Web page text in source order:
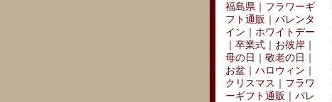
福島県｜フラワーギ
フト通販｜バレンタ
イン｜ホワイトデー
｜卒業式｜お彼岸｜
母の日｜敬老の日｜
お盆｜ハロウィン｜
クリスマス｜フラワ
ーギフト通販｜バレ